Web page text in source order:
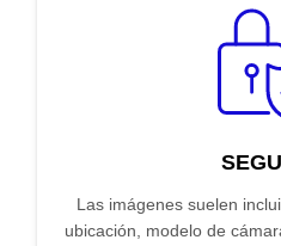
Las imágenes suelen
ubicación, modelo de